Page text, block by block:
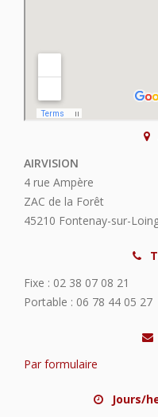
AIRVISION
4 rue Ampère
ZAC de la Forêt
45210 Fontenay-sur-
Fixe : 02 38 07 08 21
Portable : 06 78 44 05 27
Par formulaire
Jours/